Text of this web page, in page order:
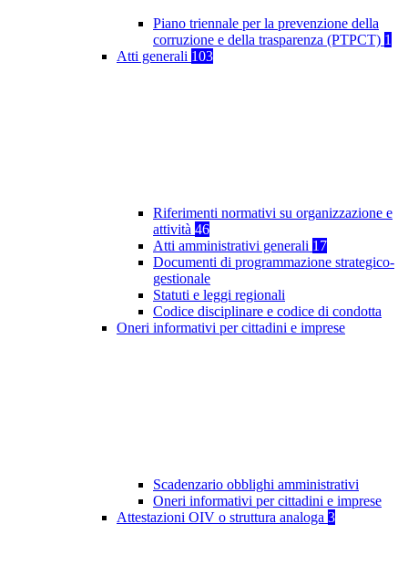
Piano triennale per la prevenzione della
corruzione e della trasparenza (PTPCT) 1
Atti generali 103
Riferimenti normativi su organizzazione e
attività 46
Atti amministrativi generali 17
Documenti di programmazione strategico-
gestionale
Statuti e leggi regionali
Codice disciplinare e codice di condotta
Oneri informativi per cittadini e imprese
Scadenzario obblighi amministrativi
Oneri informativi per cittadini e imprese
Attestazioni OIV o struttura analoga 3